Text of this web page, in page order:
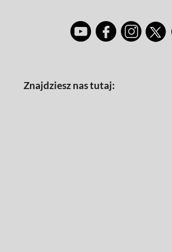
Znajdziesz nas tutaj: